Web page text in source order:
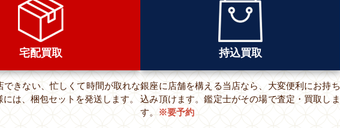
宅配買取
できない、忙しくて時間が取れな
は、梱包セットを発送します。
持込買取
銀座に店舗を構える当店なら、大変便利にお持ち
込み頂けます。鑑定士がその場で査定・買取しま
す。 ※要予約